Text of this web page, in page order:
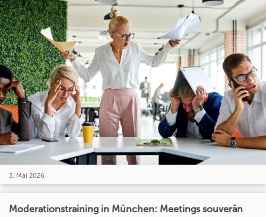
3. Mai 2026
Moderationstraining in München: Meetings souverän